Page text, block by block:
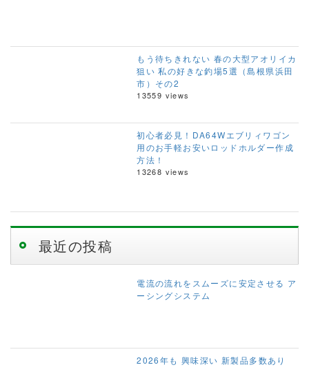
もう待ちきれない 春の大型アオリイカ
狙い 私の好きな釣場5選（島根県浜田
市）その2
13559 views
初心者必見！DA64Wエブリィワゴン
用のお手軽お安いロッドホルダー作成
方法！
13268 views
最近の投稿
電流の流れをスムーズに安定させる ア
ーシングシステム
2026年も 興味深い 新製品多数あり